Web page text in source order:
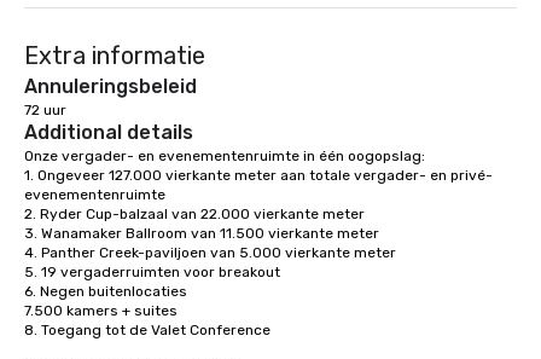
Extra informatie
Annuleringsbeleid
72 uur
Additional details
Onze vergader- en evenementenruimte in één oogopslag:
1. Ongeveer 127.000 vierkante meter aan totale vergader- en privé-
evenementenruimte
2. Ryder Cup-balzaal van 22.000 vierkante meter
3. Wanamaker Ballroom van 11.500 vierkante meter
4. Panther Creek-paviljoen van 5.000 vierkante meter
5. 19 vergaderruimten voor breakout
6. Negen buitenlocaties
7.500 kamers + suites
8. Toegang tot de Valet Conference